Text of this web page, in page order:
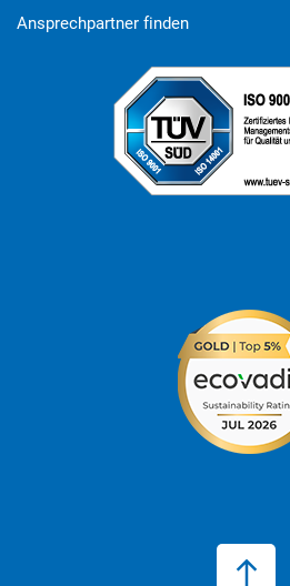
Ansprechpartner finden